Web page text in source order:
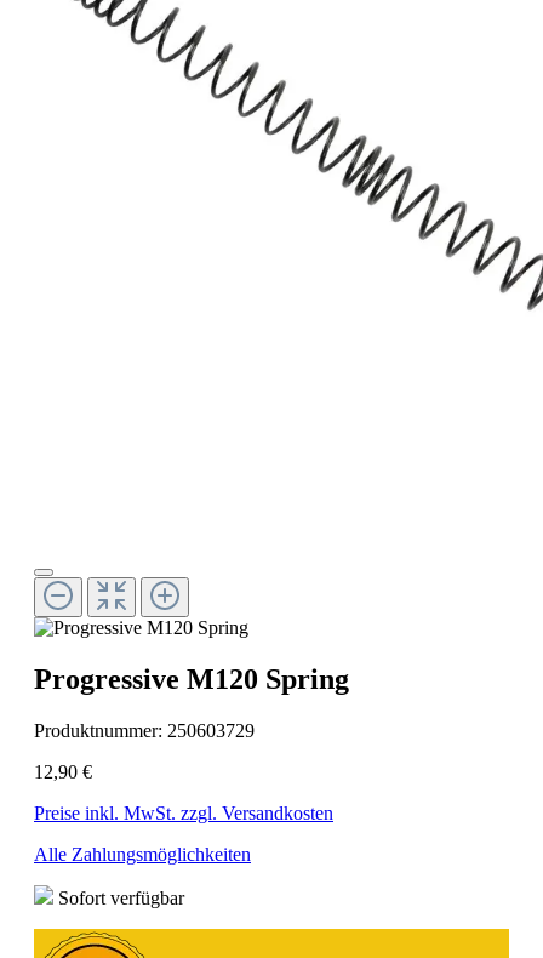
Progressive M120 Spring
Produktnummer: 250603729
12,90 €
Preise inkl. MwSt. zzgl. Versandkosten
Alle Zahlungsmöglichkeiten
Sofort verfügbar